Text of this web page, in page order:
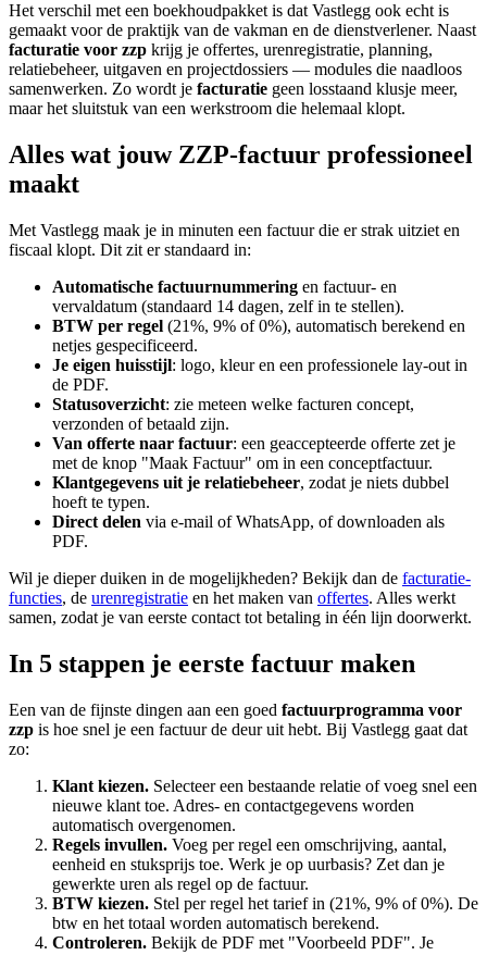
Het verschil met een boekhoudpakket is dat Vastlegg ook echt is
gemaakt voor de praktijk van de vakman en de dienstverlener. Naast
facturatie voor zzp krijg je offertes, urenregistratie, planning,
relatiebeheer, uitgaven en projectdossiers — modules die naadloos
samenwerken. Zo wordt je facturatie geen losstaand klusje meer,
maar het sluitstuk van een werkstroom die helemaal klopt.
Alles wat jouw ZZP-factuur professioneel
maakt
Met Vastlegg maak je in minuten een factuur die er strak uitziet en
fiscaal klopt. Dit zit er standaard in:
Automatische factuurnummering en factuur- en
vervaldatum (standaard 14 dagen, zelf in te stellen).
BTW per regel (21%, 9% of 0%), automatisch berekend en
netjes gespecificeerd.
Je eigen huisstijl: logo, kleur en een professionele lay-out in
de PDF.
Statusoverzicht: zie meteen welke facturen concept,
verzonden of betaald zijn.
Van offerte naar factuur: een geaccepteerde offerte zet je
met de knop "Maak Factuur" om in een conceptfactuur.
Klantgegevens uit je relatiebeheer, zodat je niets dubbel
hoeft te typen.
Direct delen via e-mail of WhatsApp, of downloaden als
PDF.
Wil je dieper duiken in de mogelijkheden? Bekijk dan de facturatie-
functies, de urenregistratie en het maken van offertes. Alles werkt
samen, zodat je van eerste contact tot betaling in één lijn doorwerkt.
In 5 stappen je eerste factuur maken
Een van de fijnste dingen aan een goed factuurprogramma voor
zzp is hoe snel je een factuur de deur uit hebt. Bij Vastlegg gaat dat
zo:
Klant kiezen. Selecteer een bestaande relatie of voeg snel een
nieuwe klant toe. Adres- en contactgegevens worden
automatisch overgenomen.
Regels invullen. Voeg per regel een omschrijving, aantal,
eenheid en stuksprijs toe. Werk je op uurbasis? Zet dan je
gewerkte uren als regel op de factuur.
BTW kiezen. Stel per regel het tarief in (21%, 9% of 0%). De
btw en het totaal worden automatisch berekend.
Controleren. Bekijk de PDF met "Voorbeeld PDF". Je